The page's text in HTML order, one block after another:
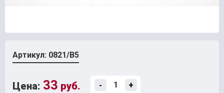
Артикул: 0821/В5
Цена: 33 руб. - +